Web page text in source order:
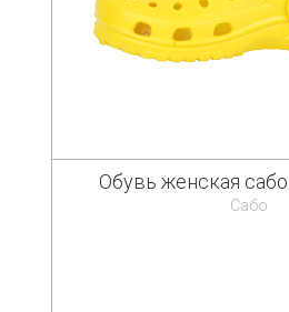
Обувь женская
Сабо